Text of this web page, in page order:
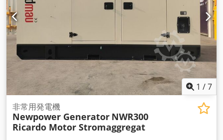
2x5P 16A-、2x2P 16A 250Vソケット 周波数: 50 Hz 電圧:
400/230 V 回転数: 1500rpm コントロール: Comap IL4 AMF8
寸法（長さx幅x高さ）：2000x930x1250 mm 重量: 900 kg 騒
音レベル（7m）：約68dB ディーゼルタンク：95L（外部タン
ク接続可能） 100%負荷時約7.3l/h 75%負荷約5.9l/h 50%負荷
約3.8l/h 追加費用 63A自動スイッチ: € 571.20 100A自動スイッ
チ: € 708.05 Dwedpsvy A Edofx Aliea 発送: - 追加料金で荷降
ろしを含む世界中への輸送が可能です - 正確な運賃をお知らせ
するには、お客様の詳細と住所を記載したリクエストをお送り
ください。
1 /7
非常用発電機
Newpower Generator NWR300
Ricardo Motor Stromaggregat